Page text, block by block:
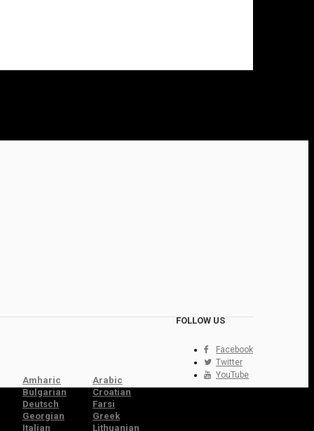
FOLLOW US
Facebook
Twitter
YouTube
Amharic
Arabic
Bulgarian
Croatian
Deutsch
Farsi
Georgian
Greek
Italian Lithuanian